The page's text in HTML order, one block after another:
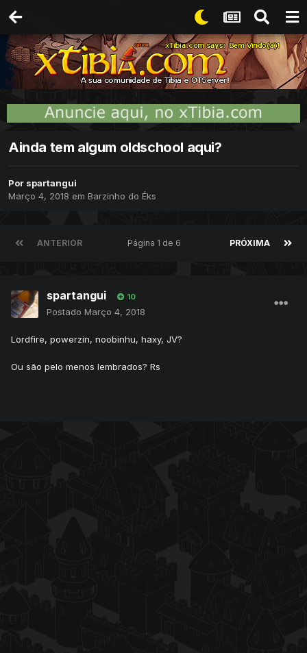
Ainda tem algum oldschool aqui?
Por spartangui
Março 4, 2018 em Barzinho do Éks
ANTERIOR PRÓXIMA
Página 1 de 6
spartangui 10
Postado Março 4, 2018
Lordfire, powerzin, noobinhu, haxy, JV?
Ou são pelo menos lembrados? Rs